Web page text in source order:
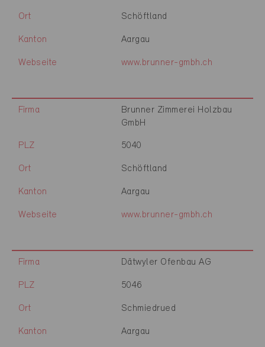
Ort Schöftland
Kanton Aargau
Webseite www.brunner-gmbh.ch
Firma
Brunner Zimmerei Holzbau
GmbH
PLZ 5040
Ort Schöftland
Kanton Aargau
Webseite www.brunner-gmbh.ch
Firma Dätwyler Ofenbau AG
PLZ 5046
Ort Schmiedrued
Kanton Aargau